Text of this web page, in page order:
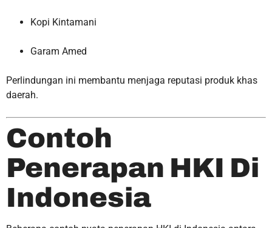
Kopi Kintamani
Garam Amed
Perlindungan ini membantu menjaga reputasi produk khas
daerah.
Contoh
Penerapan HKI Di
Indonesia